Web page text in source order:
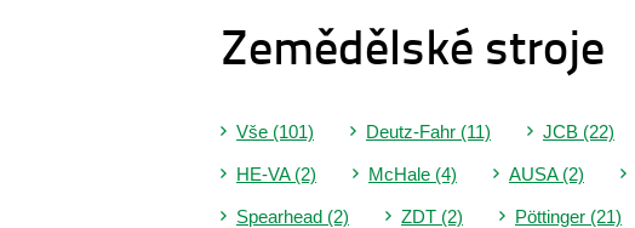
Zemědělské stroje
Vše (101) Deutz-Fahr (11) JCB (22)
HE-VA (2) McHale (4) AUSA (2)
Spearhead (2) ZDT (2) Pöttinger (21)